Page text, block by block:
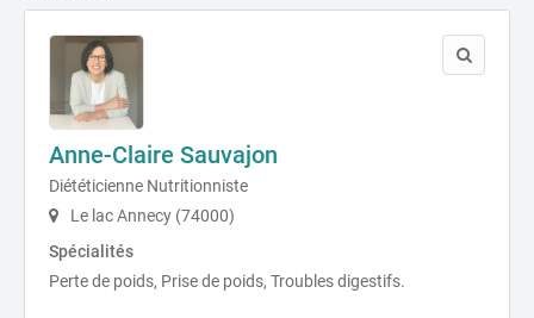
Anne-Claire Sauvajon
Diététicienne Nutritionniste
Le lac Annecy (74000)
Spécialités
Perte de poids, Prise de poids, Troubles digestifs.